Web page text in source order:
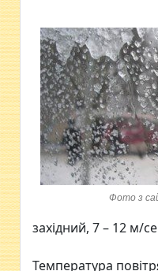
Фото з
західний, 7 – 12 м/
Температура